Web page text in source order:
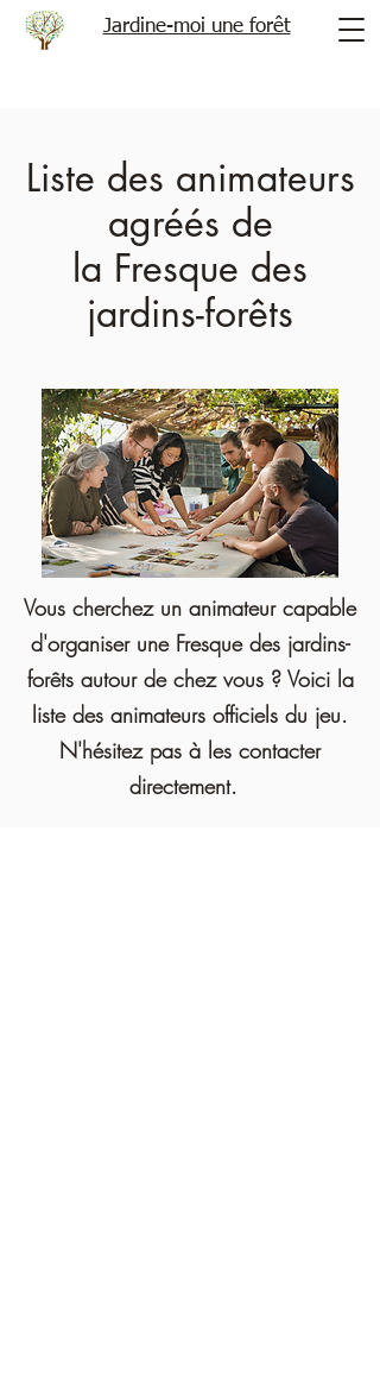
Jardine-moi une forêt
Liste des animateurs
agréés de
la Fresque des
jardins-forêts
Vous cherchez un animateur capable
d'organiser une Fresque des jardins-
forêts autour de chez vous ? Voici la
liste des animateurs officiels du jeu.
N'hésitez pas à les contacter
directement.